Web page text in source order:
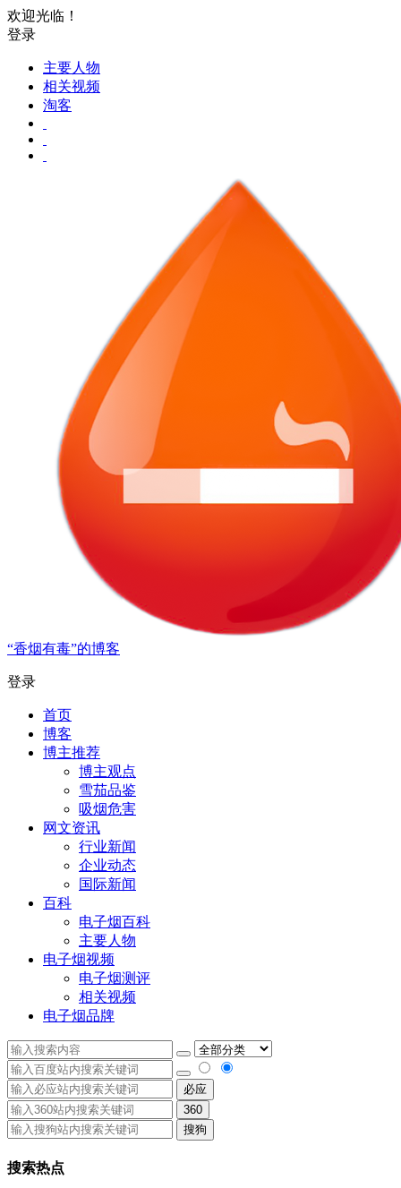
欢迎光临！
登录
主要人物
相关视频
淘客
“香烟有毒”的博客
登录
首页
博客
博主推荐
博主观点
雪茄品鉴
吸烟危害
网文资讯
行业新闻
企业动态
国际新闻
百科
电子烟百科
主要人物
电子烟视频
电子烟测评
相关视频
电子烟品牌
必应
360
搜狗
搜索热点